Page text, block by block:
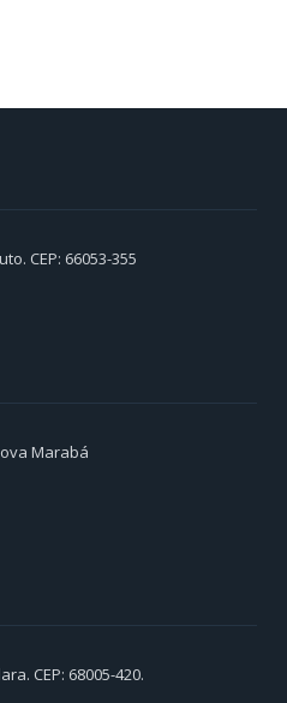
CEP: 66053-355
Marabá
CEP: 68005-420.